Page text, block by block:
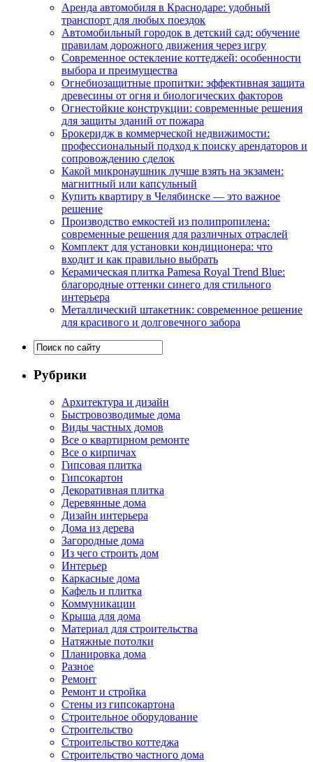
Аренда автомобиля в Краснодаре: удобный
транспорт для любых поездок
Автомобильный городок в детский сад: обучение
правилам дорожного движения через игру
Современное остекление коттеджей: особенности
выбора и преимущества
Огнебиозащитные пропитки: эффективная защита
древесины от огня и биологических факторов
Огнестойкие конструкции: современные решения
для защиты зданий от пожара
Брокеридж в коммерческой недвижимости:
профессиональный подход к поиску арендаторов и
сопровождению сделок
Какой микронаушник лучше взять на экзамен:
магнитный или капсульный
Купить квартиру в Челябинске — это важное
решение
Производство емкостей из полипропилена:
современные решения для различных отраслей
Комплект для установки кондиционера: что
входит и как правильно выбрать
Керамическая плитка Pamesa Royal Trend Blue:
благородные оттенки синего для стильного
интерьера
Металлический штакетник: современное решение
для красивого и долговечного забора
Рубрики
Архитектура и дизайн
Быстровозводимые дома
Виды частных домов
Все о квартирном ремонте
Все о кирпичах
Гипсовая плитка
Гипсокартон
Декоративная плитка
Деревянные дома
Дизайн интерьера
Дома из дерева
Загородные дома
Из чего строить дом
Интерьер
Каркасные дома
Кафель и плитка
Коммуникации
Крыша для дома
Материал для строительства
Натяжные потолки
Планировка дома
Разное
Ремонт
Ремонт и стройка
Стены из гипсокартона
Строительное оборудование
Строительство
Строительство коттеджа
Строительство частного дома